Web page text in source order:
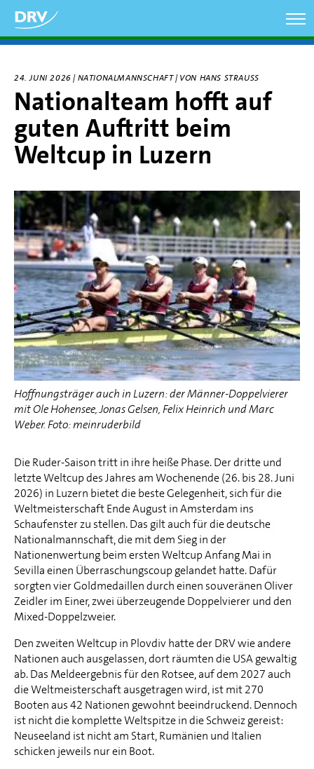
zum
Inhalt
24. JUNI 2026 | NATIONALMANNSCHAFT | VON HANS STRAUSS
Nationalteam hofft auf
guten Auftritt beim
Weltcup in Luzern
Hoffnungsträger auch in Luzern: der Männer-Doppelvierer
mit Ole Hohensee, Jonas Gelsen, Felix Heinrich und Marc
Weber. Foto: meinruderbild
Die Ruder-Saison tritt in ihre heiße Phase. Der dritte und
letzte Weltcup des Jahres am Wochenende (26. bis 28. Juni
2026) in Luzern bietet die beste Gelegenheit, sich für die
Weltmeisterschaft Ende August in Amsterdam ins
Schaufenster zu stellen. Das gilt auch für die deutsche
Nationalmannschaft, die mit dem Sieg in der
Nationenwertung beim ersten Weltcup Anfang Mai in
Sevilla einen Überraschungscoup gelandet hatte. Dafür
sorgten vier Goldmedaillen durch einen souveränen Oliver
Zeidler im Einer, zwei überzeugende Doppelvierer und den
Mixed-Doppelzweier.
Den zweiten Weltcup in Plovdiv hatte der DRV wie andere
Nationen auch ausgelassen, dort räumten die USA gewaltig
ab. Das Meldeergebnis für den Rotsee, auf dem 2027 auch
die Weltmeisterschaft ausgetragen wird, ist mit 270
Booten aus 42 Nationen gewohnt beeindruckend. Dennoch
ist nicht die komplette Weltspitze in die Schweiz gereist:
Neuseeland ist nicht am Start, Rumänien und Italien
schicken jeweils nur ein Boot.